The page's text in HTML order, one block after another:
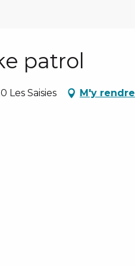
patrol
Les Saisies M'y rendre